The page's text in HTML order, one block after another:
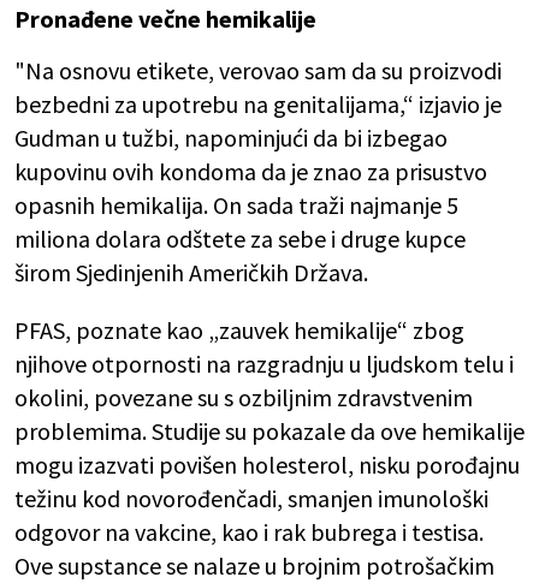
Pronađene večne hemikalije
"Na osnovu etikete, verovao sam da su proizvodi
bezbedni za upotrebu na genitalijama,“ izjavio je
Gudman u tužbi, napominjući da bi izbegao
kupovinu ovih kondoma da je znao za prisustvo
opasnih hemikalija. On sada traži najmanje 5
miliona dolara odštete za sebe i druge kupce
širom Sjedinjenih Američkih Država.
PFAS, poznate kao „zauvek hemikalije“ zbog
njihove otpornosti na razgradnju u ljudskom telu i
okolini, povezane su s ozbiljnim zdravstvenim
problemima. Studije su pokazale da ove hemikalije
mogu izazvati povišen holesterol, nisku porođajnu
težinu kod novorođenčadi, smanjen imunološki
odgovor na vakcine, kao i rak bubrega i testisa.
Ove supstance se nalaze u brojnim potrošačkim